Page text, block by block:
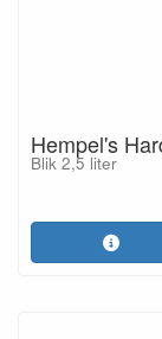
Hempel's
Blik 2,5 liter